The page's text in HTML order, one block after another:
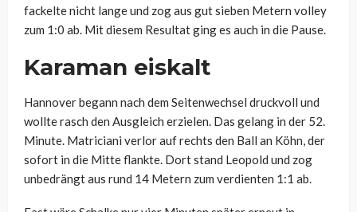
fackelte nicht lange und zog aus gut sieben Metern volley
zum 1:0 ab. Mit diesem Resultat ging es auch in die Pause.
Karaman eiskalt
Hannover begann nach dem Seitenwechsel druckvoll und
wollte rasch den Ausgleich erzielen. Das gelang in der 52.
Minute. Matriciani verlor auf rechts den Ball an Köhn, der
sofort in die Mitte flankte. Dort stand Leopold und zog
unbedrängt aus rund 14 Metern zum verdienten 1:1 ab.